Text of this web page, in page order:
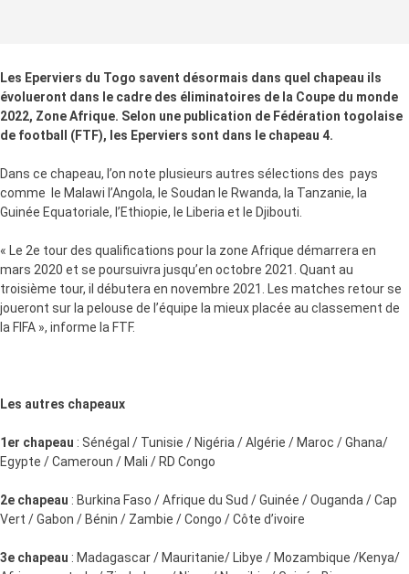
Les Eperviers du Togo savent désormais dans quel chapeau ils
évolueront dans le cadre des éliminatoires de la Coupe du monde
2022, Zone Afrique. Selon une publication de Fédération togolaise
de football (FTF), les Eperviers sont dans le chapeau 4.
Dans ce chapeau, l’on note plusieurs autres sélections des pays
comme le Malawi l’Angola, le Soudan le Rwanda, la Tanzanie, la
Guinée Equatoriale, l’Ethiopie, le Liberia et le Djibouti.
« Le 2e tour des qualifications pour la zone Afrique démarrera en
mars 2020 et se poursuivra jusqu’en octobre 2021. Quant au
troisième tour, il débutera en novembre 2021. Les matches retour se
joueront sur la pelouse de l’équipe la mieux placée au classement de
la FIFA », informe la FTF.
Les autres chapeaux
1er chapeau : Sénégal / Tunisie / Nigéria / Algérie / Maroc / Ghana/
Egypte / Cameroun / Mali / RD Congo
2e chapeau : Burkina Faso / Afrique du Sud / Guinée / Ouganda / Cap
Vert / Gabon / Bénin / Zambie / Congo / Côte d’ivoire
3e chapeau : Madagascar / Mauritanie/ Libye / Mozambique /Kenya/